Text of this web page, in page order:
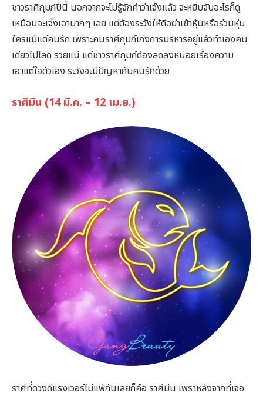
ชาวราศีกุมภ์ปีนี้ นอกจากจะไม่รู้จักคำว่าเจ๊งแล้ว จะหยิบจับอะไรก็ดู
เหมือนจะเจ๋งเอามากๆ เลย แต่ต้องระวังให้ดีอย่าเข้าหุ้นหรือร่วมหุ่น
ใครแม้แต่คนรัก เพราะคนราศีกุมภ์เก่งการบริหารอยู่แล้วทำเองคน
เดียวไปโลด รวยแน่ แต่ชาวราศีกุมภ์ต้องลดลงหน่อยเรื่องความ
เอาแต่ใจตัวเอง ระวังจะมีปัญหากับคนรักด้วย
ราศีมีน (14 มี.ค. – 12 เม.ย.)
ราศีที่ดวงดีแรงเวอร์ไม่แพ้กันเลยก็คือ ราศีมีน เพราหลังจากที่เจอ